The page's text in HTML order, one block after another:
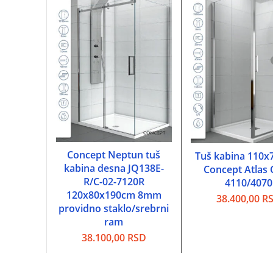
DODAJ U KORPU
Concept Neptun tuš
kabina desna JQ138E-
R/C-02-7120R
120x80x190cm 8mm
providno staklo/srebrni
ram
38.100,00 RSD
DODAJ U
Tuš kabina
Concept Atlas
4110/4070
38.400,00